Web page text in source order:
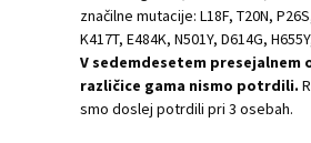
značilne mutacije: L18F, T20N,
K417T, E484K, N501Y, D614G,
V sedemdesetem presejalnem
različice gama nismo potrdili.
smo doslej potrdili pri 3 osebah.